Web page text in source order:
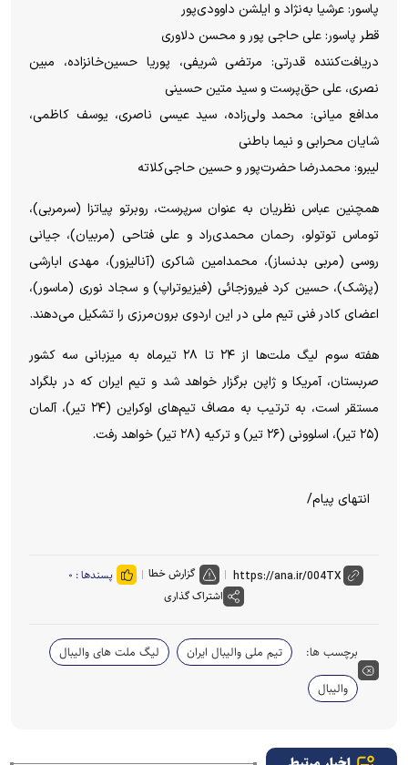
پاسور: عرشیا به‌نژاد و ایلشن داوودی‌پور
قطر پاسور: علی حاجی پور و محسن دلاوری
دریافت‌کننده قدرتی: مرتضی شریفی، پوریا حسین‌خانزاده، مبین
نصری، علی حق‌پرست و سید متین حسینی
مدافع میانی: محمد ولی‌زاده، سید عیسی ناصری، یوسف کاظمی،
شایان محرابی و نیما باطنی
لیبرو: محمدرضا حضرت‌پور و حسین حاجی‌کلاته
همچنین عباس نظریان به عنوان سرپرست، روبرتو پیاتزا (سرمربی)،
توماس توتولو، رحمان محمدی‌راد و علی فتاحی (مربیان)، جیانی
روسی (مربی بدنساز)، محمدامین شاکری (آنالیزور)، مهدی ابارشی
(پزشک)، حسین کرد فیروزجائی (فیزیوتراپ) و سجاد نوری (ماسور)،
اعضای کادر فنی تیم ملی در این اردوی برون‌مرزی را تشکیل می‌دهند.
هفته سوم لیگ ملت‌ها از ۲۴ تا ۲۸ تیرماه به میزبانی سه کشور
صربستان، آمریکا و ژاپن برگزار خواهد شد و تیم ایران که در بلگراد
مستقر است، به ترتیب به مصاف تیم‌های اوکراین (۲۴ تیر)، آلمان
(۲۵ تیر)، اسلوونی (۲۶ تیر) و ترکیه (۲۸ تیر) خواهد رفت.
انتهای پیام/
گزارش خطا پسندها : ۰
اشتراک گذاری
برچسب ها: تیم ملی والیبال ایران
لیگ ملت های والیبال
والیبال